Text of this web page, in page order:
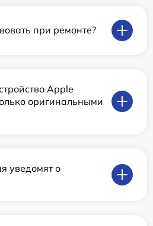
при ремонте?
Apple
оригинальными
уведомят о